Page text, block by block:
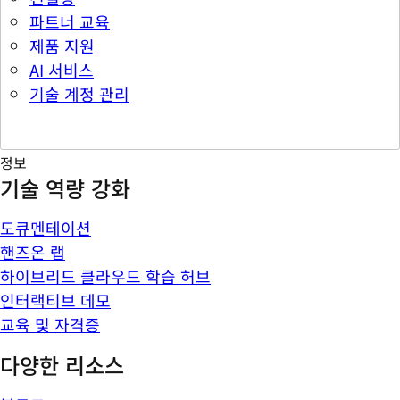
파트너 교육
제품 지원
AI 서비스
기술 계정 관리
정보
기술 역량 강화
도큐멘테이션
핸즈온 랩
하이브리드 클라우드 학습 허브
인터랙티브 데모
교육 및 자격증
다양한 리소스